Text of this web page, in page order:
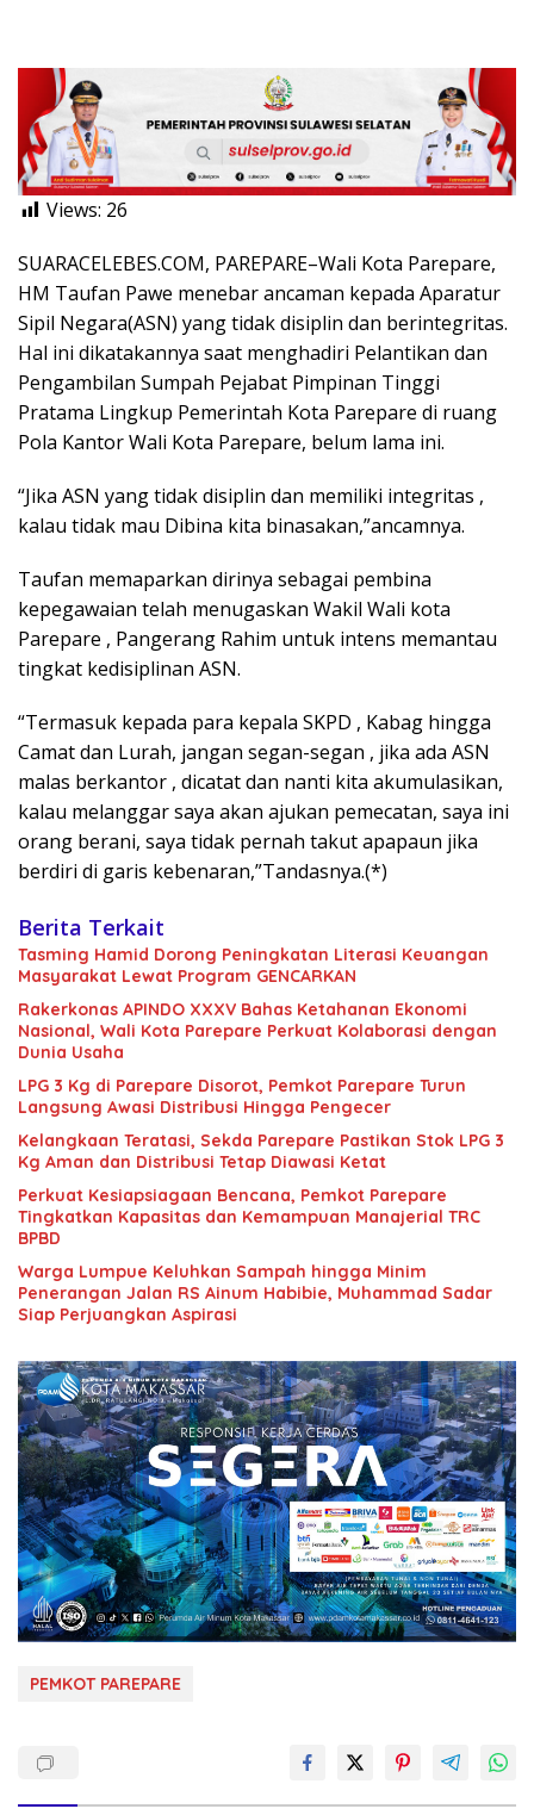
Views: 26
SUARACELEBES.COM, PAREPARE–Wali Kota Parepare,
HM Taufan Pawe menebar ancaman kepada Aparatur
Sipil Negara(ASN) yang tidak disiplin dan berintegritas.
Hal ini dikatakannya saat menghadiri Pelantikan dan
Pengambilan Sumpah Pejabat Pimpinan Tinggi
Pratama Lingkup Pemerintah Kota Parepare di ruang
Pola Kantor Wali Kota Parepare, belum lama ini.
“Jika ASN yang tidak disiplin dan memiliki integritas ,
kalau tidak mau Dibina kita binasakan,”ancamnya.
Taufan memaparkan dirinya sebagai pembina
kepegawaian telah menugaskan Wakil Wali kota
Parepare , Pangerang Rahim untuk intens memantau
tingkat kedisiplinan ASN.
“Termasuk kepada para kepala SKPD , Kabag hingga
Camat dan Lurah, jangan segan-segan , jika ada ASN
malas berkantor , dicatat dan nanti kita akumulasikan,
kalau melanggar saya akan ajukan pemecatan, saya ini
orang berani, saya tidak pernah takut apapaun jika
berdiri di garis kebenaran,”Tandasnya.(*)
Berita Terkait
Tasming Hamid Dorong Peningkatan Literasi Keuangan
Masyarakat Lewat Program GENCARKAN
Rakerkonas APINDO XXXV Bahas Ketahanan Ekonomi
Nasional, Wali Kota Parepare Perkuat Kolaborasi dengan
Dunia Usaha
LPG 3 Kg di Parepare Disorot, Pemkot Parepare Turun
Langsung Awasi Distribusi Hingga Pengecer
Kelangkaan Teratasi, Sekda Parepare Pastikan Stok LPG 3
Kg Aman dan Distribusi Tetap Diawasi Ketat
Perkuat Kesiapsiagaan Bencana, Pemkot Parepare
Tingkatkan Kapasitas dan Kemampuan Manajerial TRC
BPBD
Warga Lumpue Keluhkan Sampah hingga Minim
Penerangan Jalan RS Ainum Habibie, Muhammad Sadar
Siap Perjuangkan Aspirasi
PEMKOT PAREPARE